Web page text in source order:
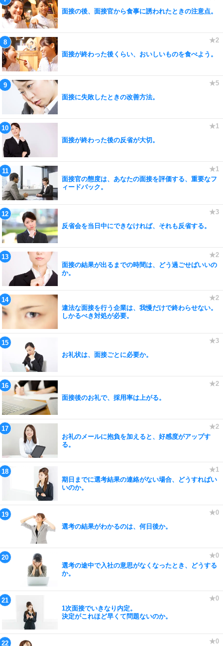
面接の後、面接官から食事に誘われたときの注意点。
面接が終わった後くらい、おいしいものを食べよう。
面接に失敗したときの改善方法。
面接が終わった後の反省が大切。
面接官の態度は、あなたの面接を評価する、重要なフ
ィードバック。
反省会を当日中にできなければ、それも反省する。
面接の結果が出るまでの時間は、どう過ごせばいいの
か。
違法な面接を行う企業は、我慢だけで終わらせない。
しかるべき対処が必要。
お礼状は、面接ごとに必要か。
面接後のお礼で、採用率は上がる。
お礼のメールに抱負を加えると、好感度がアップす
る。
期日までに選考結果の連絡がない場合、どうすればい
いのか。
選考の結果がわかるのは、何日後か。
選考の途中で入社の意思がなくなったとき、どうする
か。
1次面接でいきなり内定。
決定がこれほど早くて問題ないのか。